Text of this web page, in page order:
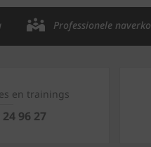
Professionele
en trainings
96 27